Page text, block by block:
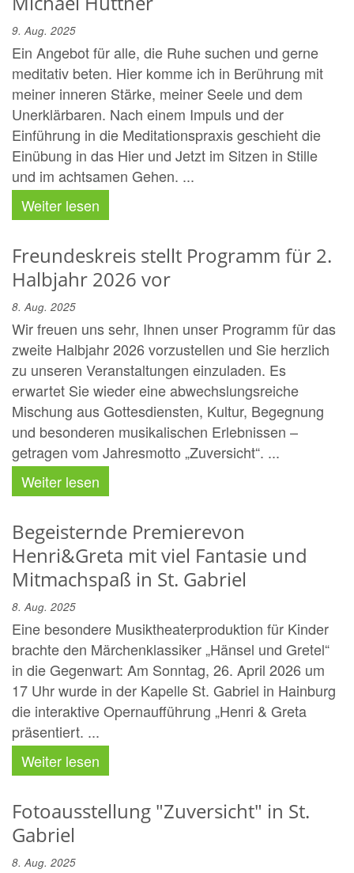
9. Aug. 2025
Ein Angebot für alle, die Ruhe suchen und gerne
meditativ beten. Hier komme ich in Berührung mit
meiner inneren Stärke, meiner Seele und dem
Unerklärbaren. Nach einem Impuls und der
Einführung in die Meditationspraxis geschieht die
Einübung in das Hier und Jetzt im Sitzen in Stille
und im achtsamen Gehen. ...
Weiter lesen
Freundeskreis stellt Programm für 2.
Halbjahr 2026 vor
8. Aug. 2025
Wir freuen uns sehr, Ihnen unser Programm für das
zweite Halbjahr 2026 vorzustellen und Sie herzlich
zu unseren Veranstaltungen einzuladen. Es
erwartet Sie wieder eine abwechslungsreiche
Mischung aus Gottesdiensten, Kultur, Begegnung
und besonderen musikalischen Erlebnissen –
getragen vom Jahresmotto „Zuversicht“. ...
Weiter lesen
Begeisternde Premierevon
Henri&Greta mit viel Fantasie und
Mitmachspaß in St. Gabriel
8. Aug. 2025
Eine besondere Musiktheaterproduktion für Kinder
brachte den Märchenklassiker „Hänsel und Gretel“
in die Gegenwart: Am Sonntag, 26. April 2026 um
17 Uhr wurde in der Kapelle St. Gabriel in Hainburg
die interaktive Opernaufführung „Henri & Greta
präsentiert. ...
Weiter lesen
Fotoausstellung "Zuversicht" in St.
Gabriel
8. Aug. 2025